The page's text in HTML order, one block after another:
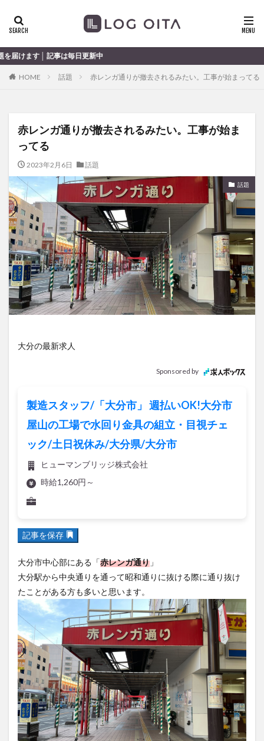
毎日更新中
HOME 話題 赤レンガ通りが撤去されるみたい。工事が始まってる
赤レンガ通りが撤去されるみたい。工事が始ま
ってる
2023年2月6日 話題
話題
大分の最新求人
Sponsored by
製造スタッフ/「大分市」 週払いOK!大分市
屋山の工場で水回り金具の組立・目視チェ
ック/土日祝休み/大分県/大分市
ヒューマンブリッジ株式会社
時給1,260円～
記事を保存
大分市中心部にある「赤レンガ通り 」
大分駅から中央通りを通って昭和通りに抜ける際に通り抜け
たことがある方も多いと思います。
ディナー
haishin
haisin haisnin hasihin
hasishin
hishin
OPA
Paypay
あじさい
いちご うみたまご
おでかけ
お土産
お弁当 かき氷
からあげ
くじゅう連山
ねとらぼ
ひまわり
ふるさと納税
まつり まとめ
みかん
むし湯
わさだタウン
わったん
アイススケート
アウトドア
アサイーボウル
アフリカンサファリ
アミュプラザおおいた
アレンジレシピ
アートプラザ
イタリア料理
ウクライナ
サイゼリヤ
サウナ
ジャマイカ料理
ジャークチキン
スイーツ
スタバ
セレクトショップ
ソフトクリーム
チキンカレー
テイクアウト
テレビ
トキハ本店
ハロウィン
ハンバーグ
フルーツ
ホーバークラフト
ミヤマキリシマ
ラクテンチ
ラバーダック
ランチ
リンクスクエア
レンタサイクル
中央町
中津市 中華料理 九重町
休業
佐伯市
佐伯市ランチ 佐賀関
体験レポ
保護猫
催事 公園 冬 初詣
別府
別府市
別府観光 古国府
古物
古着
台湾料理 和定食 和菓子
和食
国東市
地獄めぐり 城島高原パーク
壁画
夏祭り
外貨両替機
大分みなと祭り